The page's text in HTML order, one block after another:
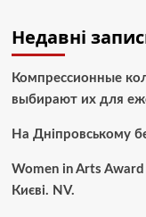
Недавні
Компрессионные
выбирают их для
На Дніпровському
Women in Arts Award
Києві. NV.